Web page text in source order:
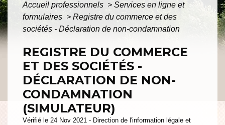
Accueil professionnels > Services en ligne et
formulaires > Registre du commerce et des
sociétés - Déclaration de non-condamnation
REGISTRE DU COMMERCE
ET DES SOCIÉTÉS -
DÉCLARATION DE NON-
CONDAMNATION
(SIMULATEUR)
Vérifié le 24 Nov 2021 - Direction de l'information légale et